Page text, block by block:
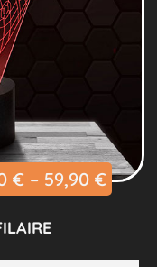
€ – 59,90 €